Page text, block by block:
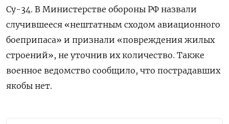
Су-34. В Министерстве обороны РФ назвали
случившееся «нештатным сходом авиационного
боеприпаса» и признали «повреждения жилых
строений», не уточнив их количество. Также
военное ведомство сообщило, что пострадавших
якобы нет.